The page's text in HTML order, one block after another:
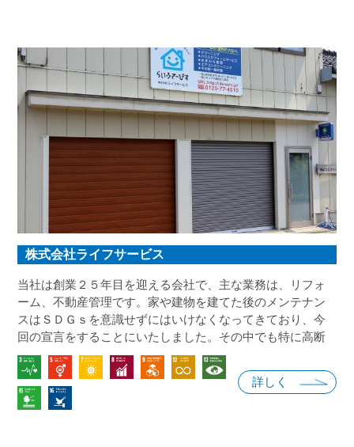
株式会社ライフサービス
当社は創業２５年目を迎える会社で、主な業務は、リフォ
ーム、不動産管理です。家や建物を建てた後のメンテナン
スはＳＤＧｓを意識せずにはいけなくなってきており、今
回の宣言をすることにいたしました。その中でも特に高断
熱は施主様からの要望もあり、最適な提案をいかに出来る
かを取り入れてみました。また、事務所内でも出来るＳＤ
Ｇｓも取り上げ、省エネ、リサイクルをしていきます。
詳しく